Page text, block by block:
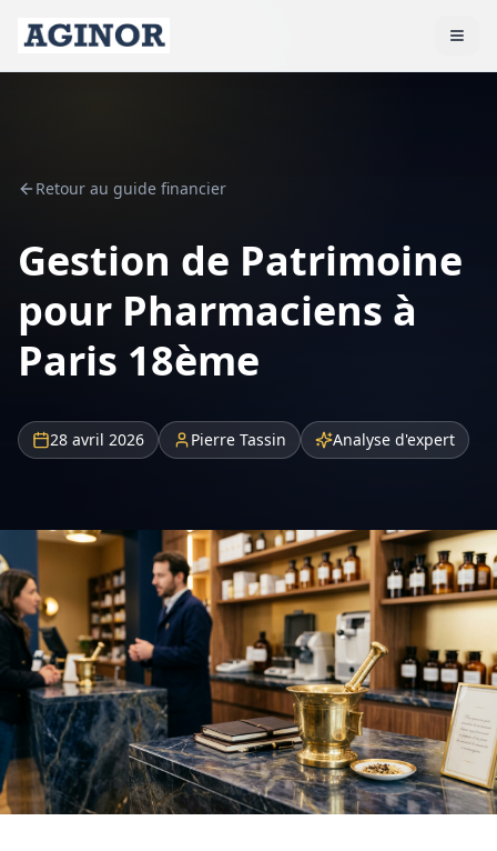
Retour au guide financier
Gestion de Patrimoine
pour Pharmaciens à
Paris 18ème
28 avril 2026 Pierre Tassin Analyse d'expert